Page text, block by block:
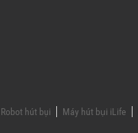
Robot hút bụi Máy hút bụi iLife